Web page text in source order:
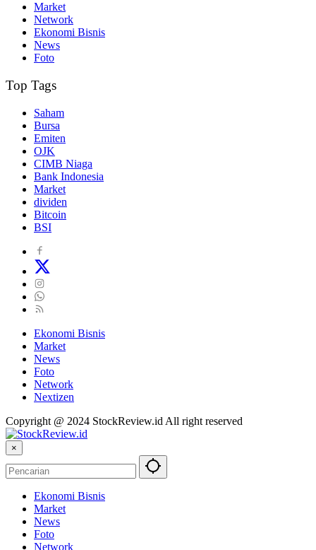
Market
Network
Ekonomi Bisnis
News
Foto
Top Tags
Saham
Bursa
Emiten
OJK
CIMB Niaga
Bank Indonesia
Market
dividen
Bitcoin
BSI
Ekonomi Bisnis
Market
News
Foto
Network
Nextizen
Copyright @ 2024 StockReview.id All right reserved
×
Ekonomi Bisnis
Market
News
Foto
Network